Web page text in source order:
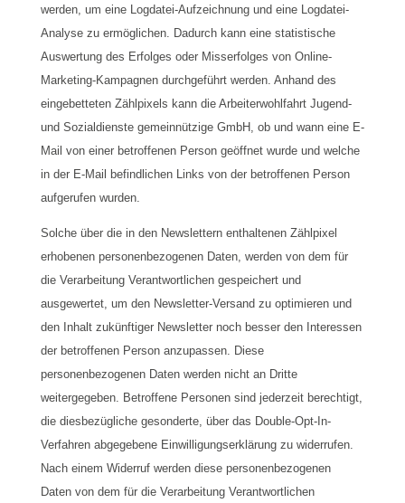
werden, um eine Logdatei-Aufzeichnung und eine Logdatei-
Analyse zu ermöglichen. Dadurch kann eine statistische
Auswertung des Erfolges oder Misserfolges von Online-
Marketing-Kampagnen durchgeführt werden. Anhand des
eingebetteten Zählpixels kann die Arbeiterwohlfahrt Jugend-
und Sozialdienste gemeinnützige GmbH, ob und wann eine E-
Mail von einer betroffenen Person geöffnet wurde und welche
in der E-Mail befindlichen Links von der betroffenen Person
aufgerufen wurden.
Solche über die in den Newslettern enthaltenen Zählpixel
erhobenen personenbezogenen Daten, werden von dem für
die Verarbeitung Verantwortlichen gespeichert und
ausgewertet, um den Newsletter-Versand zu optimieren und
den Inhalt zukünftiger Newsletter noch besser den Interessen
der betroffenen Person anzupassen. Diese
personenbezogenen Daten werden nicht an Dritte
weitergegeben. Betroffene Personen sind jederzeit berechtigt,
die diesbezügliche gesonderte, über das Double-Opt-In-
Verfahren abgegebene Einwilligungserklärung zu widerrufen.
Nach einem Widerruf werden diese personenbezogenen
Daten von dem für die Verarbeitung Verantwortlichen